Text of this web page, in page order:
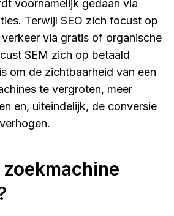
voornamelijk gedaan via
Terwijl SEO zich focust op
via gratis of organische
SEM zich op betaald
om de zichtbaarheid van een
te vergroten, meer
en, uiteindelijk, de conversie